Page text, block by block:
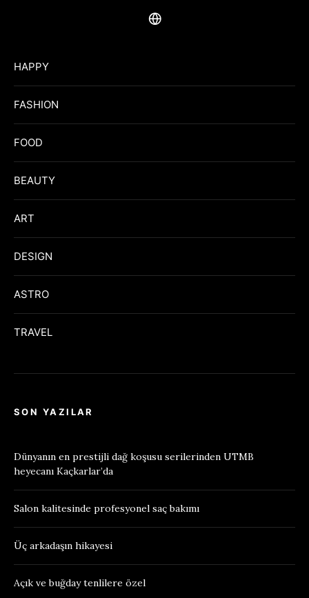
HAPPY
FASHION
FOOD
BEAUTY
ART
DESIGN
ASTRO
TRAVEL
SON YAZILAR
Dünyanın en prestijli dağ koşusu serilerinden UTMB
heyecanı Kaçkarlar’da
Salon kalitesinde profesyonel saç bakımı
Üç arkadaşın hikayesi
Açık ve buğday tenlilere özel